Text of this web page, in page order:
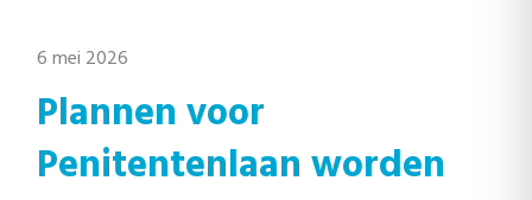
6 mei 2026
Plannen voor
Penitentenlaan worden